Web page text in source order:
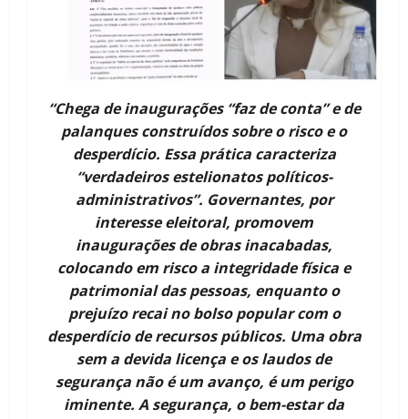
“Chega de inaugurações “faz de conta” e de
palanques construídos sobre o risco e o
desperdício. Essa prática caracteriza
“verdadeiros estelionatos políticos-
administrativos”. Governantes, por
interesse eleitoral, promovem
inaugurações de obras inacabadas,
colocando em risco a integridade física e
patrimonial das pessoas, enquanto o
prejuízo recai no bolso popular com o
desperdício de recursos públicos. Uma obra
sem a devida licença e os laudos de
segurança não é um avanço, é um perigo
iminente. A segurança, o bem-estar da